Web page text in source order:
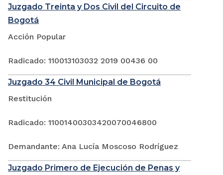
Juzgado Treinta y Dos Civil del Circuito de
Bogotá
Acción Popular
Radicado: 110013103032 2019 00436 00
Juzgado 34 Civil Municipal de Bogotá
Restitución
Radicado: 11001400303420070046800
Demandante: Ana Lucía Moscoso Rodríguez
Juzgado Primero de Ejecución de Penas y